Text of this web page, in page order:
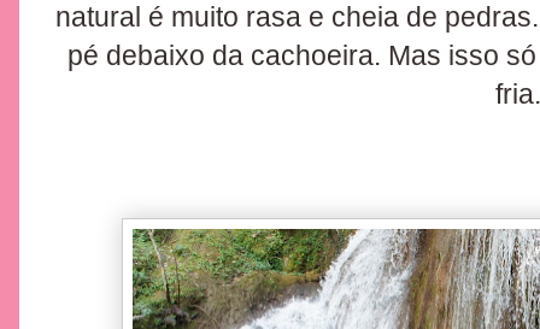
natural é muito rasa e cheia de
pé debaixo da cachoeira. Mas isso
fria.